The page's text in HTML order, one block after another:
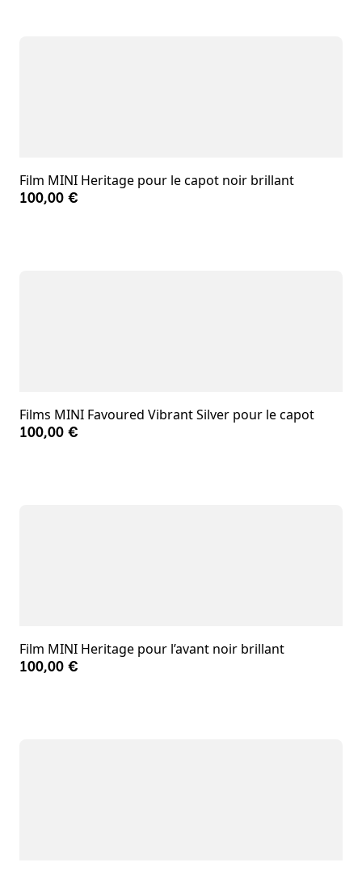
Film MINI Heritage pour le capot noir brillant
100,00 €
Films MINI Favoured Vibrant Silver pour le capot
100,00 €
Film MINI Heritage pour l’avant noir brillant
100,00 €